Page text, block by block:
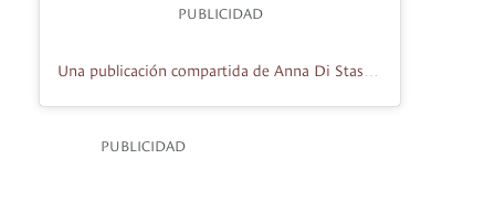
PUBLICIDAD
PUBLICIDAD